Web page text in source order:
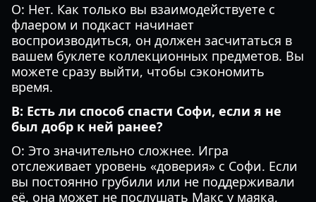
О: Нет. Как только вы взаимодействуете с
флаером и подкаст начинает
воспроизводиться, он должен засчитаться в
вашем буклете коллекционных предметов. Вы
можете сразу выйти, чтобы сэкономить
время.
В: Есть ли способ спасти Софи, если я не
был добр к ней ранее?
О: Это значительно сложнее. Игра
отслеживает уровень «доверия» с Софи. Если
вы постоянно грубили или не поддерживали
её, она может не послушать Макс у маяка,